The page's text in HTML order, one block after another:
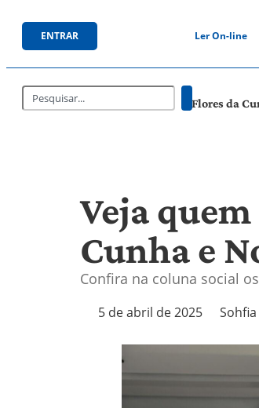
ENTRAR Ler On-line
Flores da
Veja
Cunha e
Confira na coluna social
5 de abril de 2025